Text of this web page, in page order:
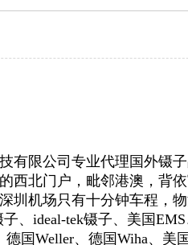
有限公司专业代理国外镊
西北门户，毗邻港澳，背
圳机场只有十分钟车程，
、ideal-tek镊子、美国
德国Weller、德国Wiha、美